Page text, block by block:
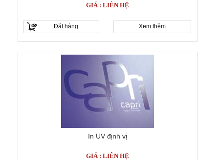
GIÁ : LIÊN HỆ
Đặt hàng Xem thêm
In UV định vị
GIÁ : LIÊN HỆ